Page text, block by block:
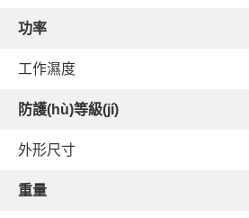
功率
工作濕度
防護(hù)等級(jí)
外形尺寸
重量